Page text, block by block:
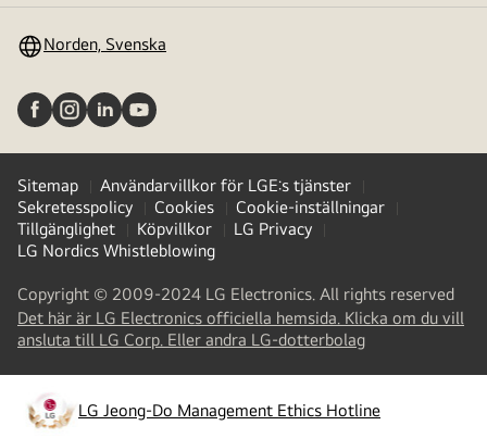
Norden, Svenska
Sitemap
Användarvillkor för LGE:s tjänster
Sekretesspolicy
Cookies
Cookie-inställningar
Tillgänglighet
Köpvillkor
LG Privacy
LG Nordics Whistleblowing
Copyright © 2009-2024 LG Electronics. All rights reserved
Det här är LG Electronics officiella hemsida. Klicka om du vill
ansluta till LG Corp. Eller andra LG-dotterbolag(
a
new
tab
LG Jeong-Do Management Ethics Hotline
opens